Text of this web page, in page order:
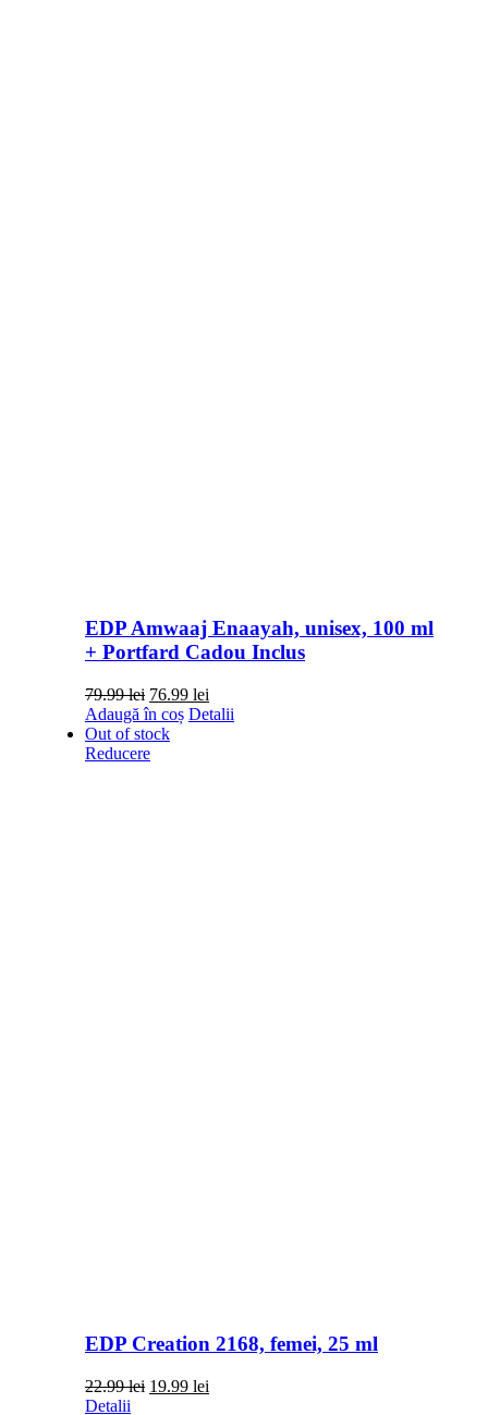
EDP Amwaaj Enaayah, unisex, 100 ml
+ Portfard Cadou Inclus
79.99lei Prețul
inițial
a
fost:
76.99 leiPrețul
curent
Adaugă în coș Detalii
Out of stock
Reducere
EDP Creation 2168, femei, 25 ml
22.99lei Prețul
19.99 leiPrețul
Detalii